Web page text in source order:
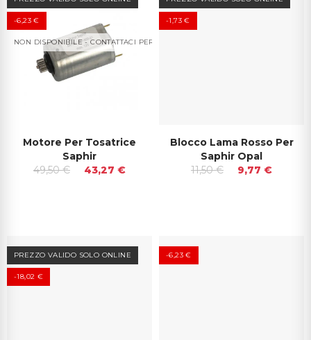
-6,23 €
NON DISPONIBILE - CONTATTACI PER I TEMPI DI CONSEGNA
Motore Per Tosatrice
Saphir
49,50 €
43,27 €
-1,73 €
Blocco Lama Rosso Per
Saphir Opal
11,50 €
9,77 €
PREZZO VALIDO SOLO ONLINE
-18,02 €
-6,23 €